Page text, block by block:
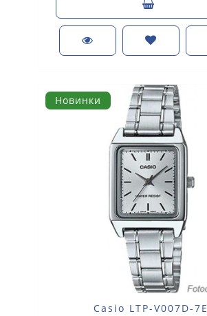
Новинки
Casio LTP-V007D-7E